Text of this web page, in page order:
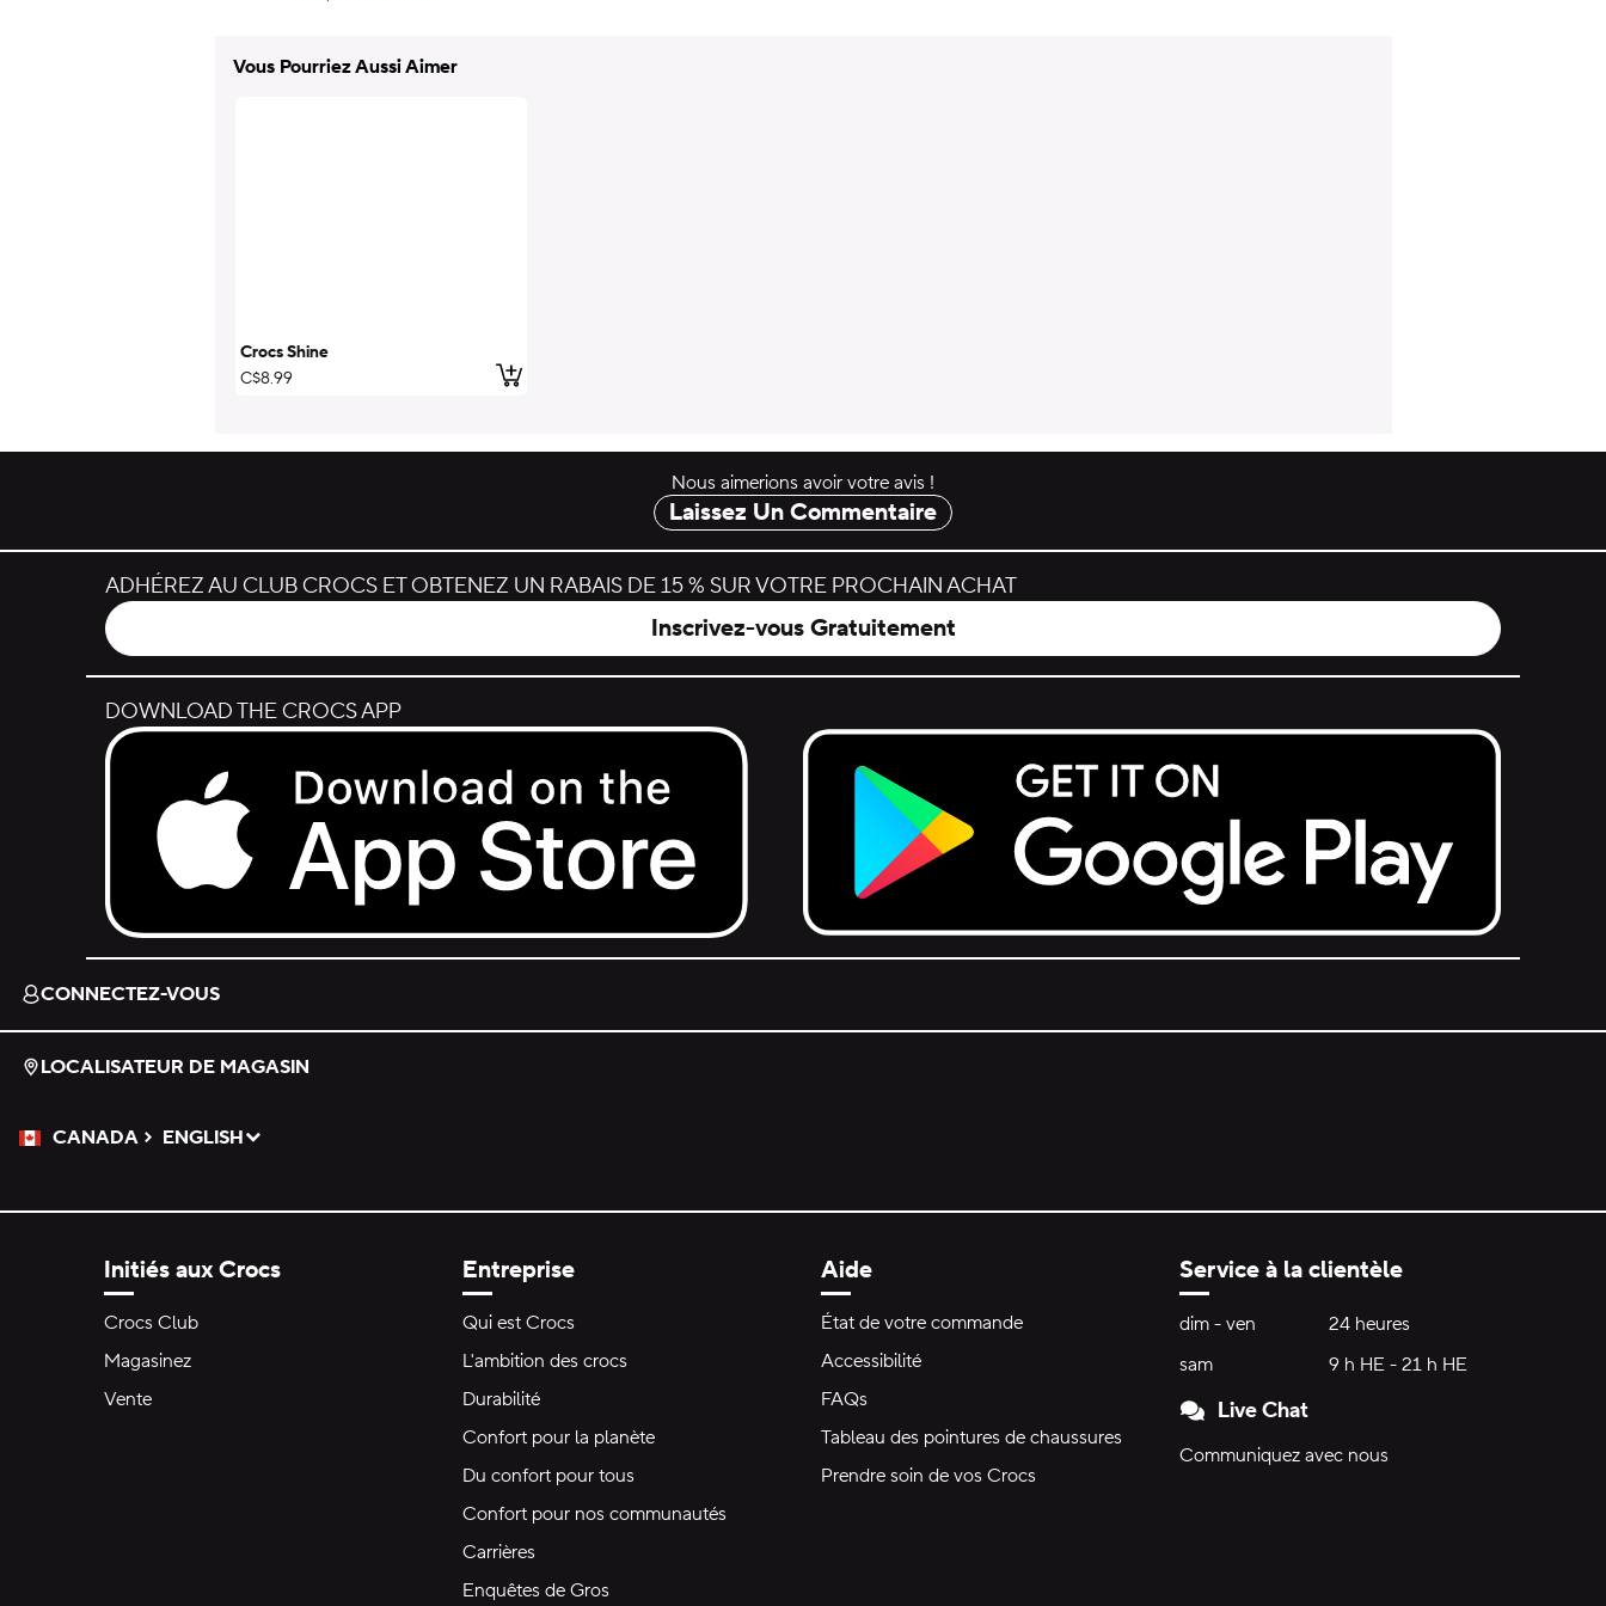
Vous Pourriez Aussi Aimer
Crocs Shine
C$8.99
ajouter au panier
Nous aimerions avoir votre avis !
Laissez Un Commentaire
ADHÉREZ AU CLUB CROCS ET OBTENEZ UN RABAIS DE 15 % SUR VOTRE PROCHAIN ACHAT
Inscrivez-vous Gratuitement
DOWNLOAD THE CROCS APP
Download on the App Store.
Get it on Google Play.
CONNECTEZ-VOUS
LOCALISATEUR DE MAGASIN
CANADA
Veuillez sélectionner une langue
ENGLISH
Sélectionné
Initiés aux Crocs
Crocs Club
Magasinez
Vente
Entreprise
Qui est Crocs
L'ambition des crocs
Durabilité
Confort pour la planète
Du confort pour tous
Confort pour nos communautés
Carrières
Enquêtes de Gros
Aide
État de votre commande
Accessibilité
FAQs
Tableau des pointures de chaussures
Prendre soin de vos Crocs
Service à la clientèle
Heures d'ouverture:
dim - ven dimanche à vendredi
24 heures
sam
9 h HE - 21 h HE
Live Chat
Communiquez avec nous